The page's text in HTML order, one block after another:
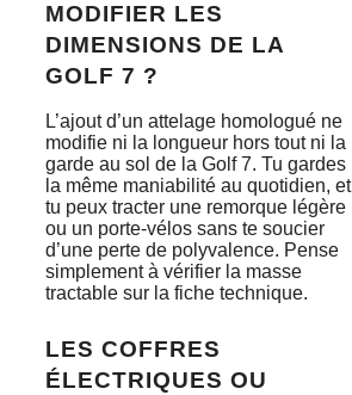
MODIFIER LES
DIMENSIONS DE LA
GOLF 7 ?
L’ajout d’un attelage homologué ne
modifie ni la longueur hors tout ni la
garde au sol de la Golf 7. Tu gardes
la même maniabilité au quotidien, et
tu peux tracter une remorque légère
ou un porte-vélos sans te soucier
d’une perte de polyvalence. Pense
simplement à vérifier la masse
tractable sur la fiche technique.
LES COFFRES
ÉLECTRIQUES OU